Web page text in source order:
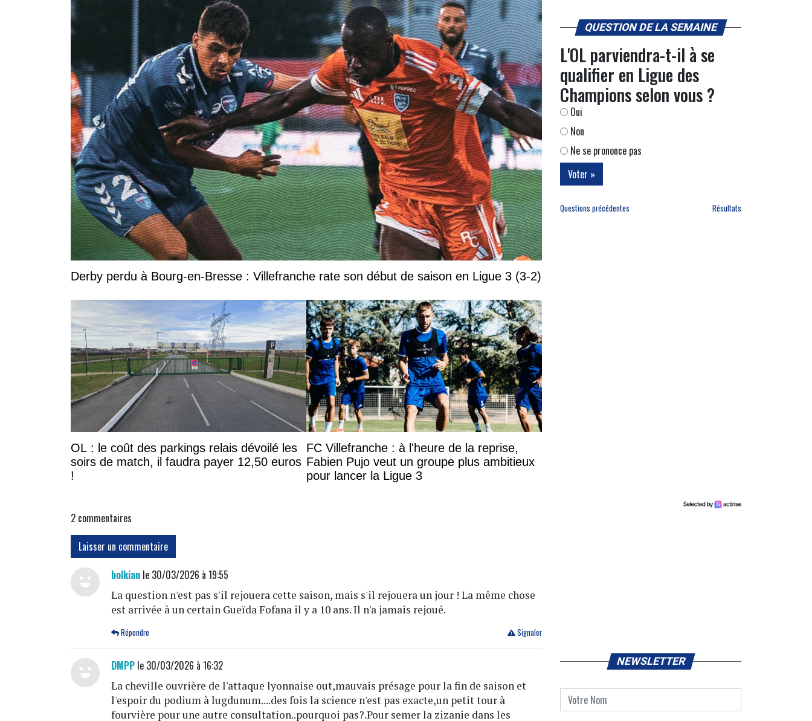
Derby perdu à Bourg-en-Bresse : Villefranche rate son début de saison en Ligue 3 (3-2)
OL : le coût des parkings relais dévoilé les
soirs de match, il faudra payer 12,50 euros
!
FC Villefranche : à l'heure de la reprise,
Fabien Pujo veut un groupe plus ambitieux
pour lancer la Ligue 3
2 commentaires
Laisser un commentaire
bolkian le 30/03/2026 à 19:55
La question n'est pas s'il rejouera cette saison, mais s'il rejouera un jour ! La même chose
est arrivée à un certain Gueïda Fofana il y a 10 ans. Il n'a jamais rejoué.
Signaler
Répondre
DMPP le 30/03/2026 à 16:32
La cheville ouvrière de l'attaque lyonnaise out,mauvais présage pour la fin de saison et
l'espoir du podium à lugdunum....des fois la science n'est pas exacte,un petit tour à
fourvière pour une autre consultation..pourquoi pas?.Pour semer la zizanie dans les
QUESTION DE LA SEMAINE
L'OL parviendra-t-il à se
qualifier en Ligue des
Champions selon vous ?
Oui
Non
Ne se prononce pas
Questions précédentes Résultats
NEWSLETTER